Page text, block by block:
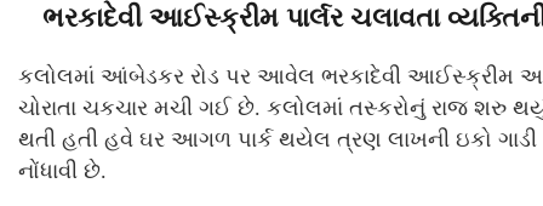
ભરકાદેવી આઈસ્ક્રીમ પાર્લર ચલાવતા
કલોલમાં આંબેડકર રોડ પર આવેલ ભરકાદેવી આઈસ્ક્રીમ અને
ચોરાતા ચકચાર મચી ગઈ છે. કલોલમાં તસ્કરોનું રાજ શરુ
થતી હતી હવે ઘર આગળ પાર્ક થયેલ ત્રણ લાખની ઇકો
નોંધાવી છે.